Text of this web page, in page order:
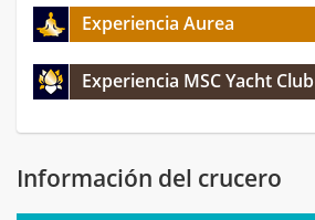
Experiencia Aurea
Experiencia MSC Yacht Club
Información del crucero